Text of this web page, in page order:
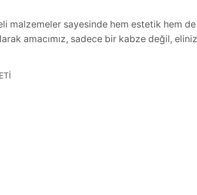
malzemeler sayesinde hem estetik hem
amacımız, sadece bir kabze değil,